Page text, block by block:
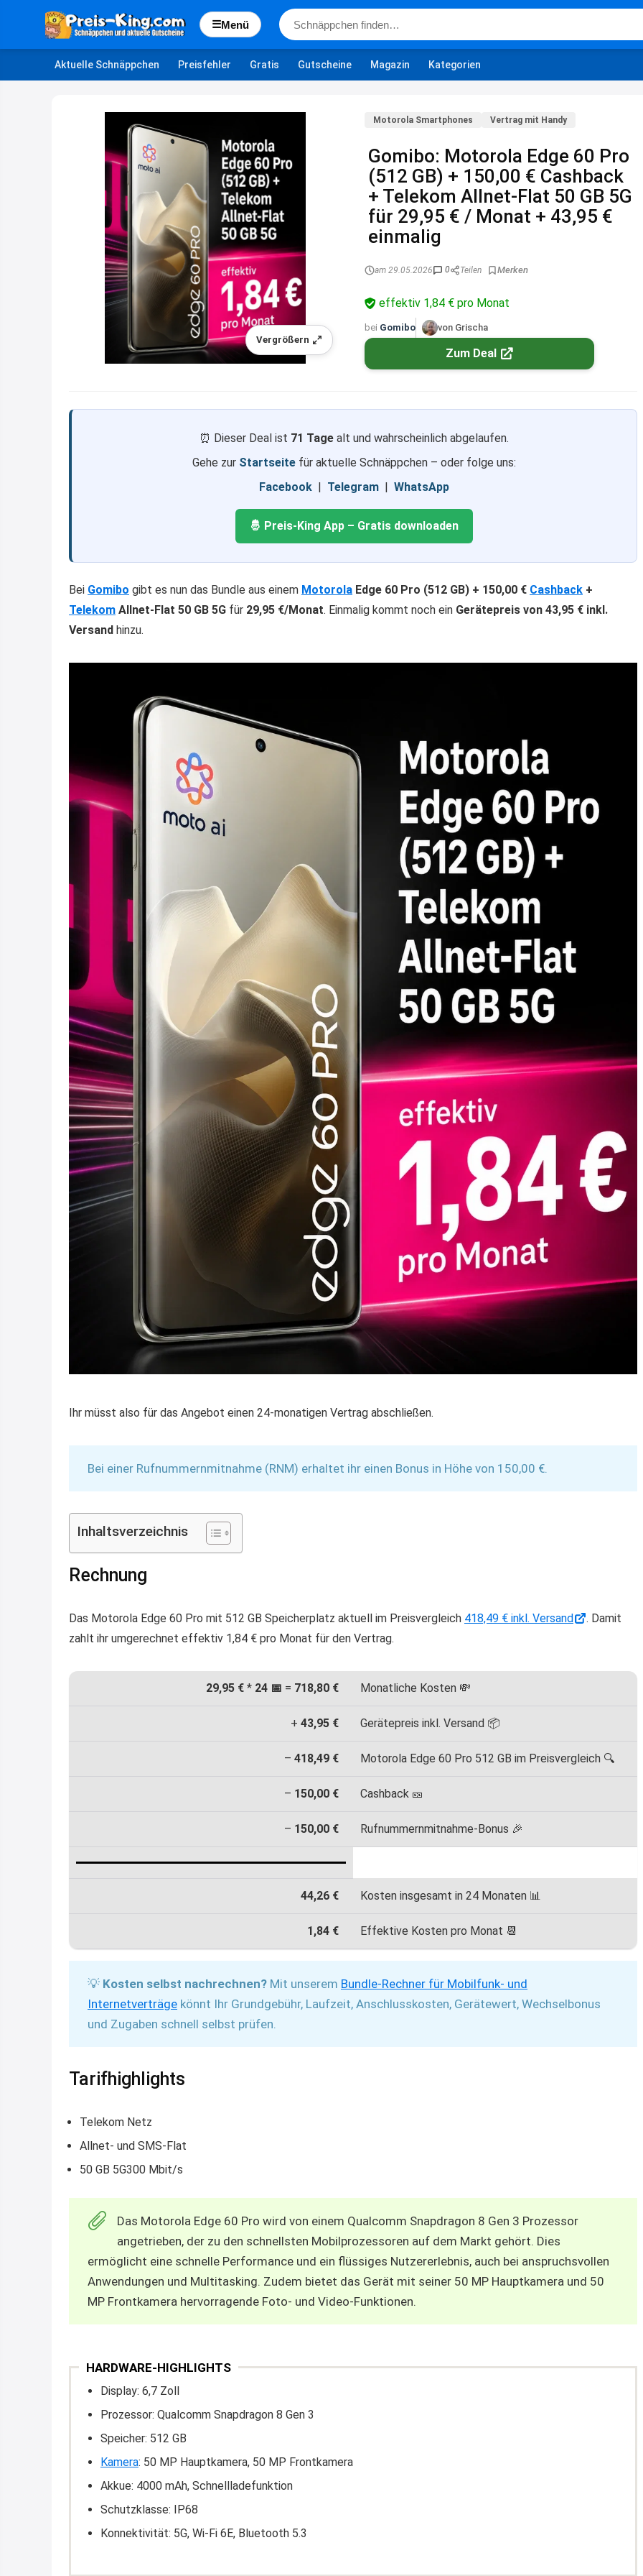
☰Menü
Aktuelle Schnäppchen Preisfehler Gratis Gutscheine Magazin Kategorien
Vergrößern
Motorola Smartphones Vertrag mit Handy
Gomibo: Motorola Edge 60 Pro
(512 GB) + 150,00 € Cashback
+ Telekom Allnet-Flat 50 GB 5G
für 29,95 € / Monat + 43,95 €
einmalig
am 29.05.2026 0 Teilen
effektiv 1,84 € pro Monat
bei Gomibo von Grischa
Zum Deal
⏰ Dieser Deal ist 71 Tage alt und wahrscheinlich abgelaufen.
Gehe zur Startseite für aktuelle Schnäppchen – oder folge uns:
Facebook | Telegram | WhatsApp
🤴 Preis-King App – Gratis downloaden
Bei Gomibo gibt es nun das Bundle aus einem Motorola Edge 60 Pro (512 GB) + 150,00 € Cashback +
Telekom Allnet-Flat 50 GB 5G für 29,95 €/Monat. Einmalig kommt noch ein Gerätepreis von 43,95 € inkl.
Versand hinzu.
Ihr müsst also für das Angebot einen 24-monatigen Vertrag abschließen.
Bei einer Rufnummernmitnahme (RNM) erhaltet ihr einen Bonus in Höhe von 150,00 €.
Inhaltsverzeichnis
Rechnung
Das Motorola Edge 60 Pro mit 512 GB Speicherplatz aktuell im Preisvergleich 418,49 € inkl. Versand
. Damit
zahlt ihr umgerechnet effektiv 1,84 € pro Monat für den Vertrag.
29,95 € * 24 📅 = 718,80 € Monatliche Kosten 💸
+ 43,95 € Gerätepreis inkl. Versand 📦
– 418,49 € Motorola Edge 60 Pro 512 GB im Preisvergleich 🔍
– 150,00 € Cashback 🎫
– 150,00 € Rufnummernmitnahme-Bonus 🎉
44,26 € Kosten insgesamt in 24 Monaten 📊
1,84 € Effektive Kosten pro Monat 📆
💡 Kosten selbst nachrechnen? Mit unserem Bundle-Rechner für Mobilfunk- und
Internetverträge könnt Ihr Grundgebühr, Laufzeit, Anschlusskosten, Gerätewert, Wechselbonus
und Zugaben schnell selbst prüfen.
Tarifhighlights
Telekom Netz
Allnet- und SMS-Flat
50 GB 5G300 Mbit/s
Das Motorola Edge 60 Pro wird von einem Qualcomm Snapdragon 8 Gen 3 Prozessor
angetrieben, der zu den schnellsten Mobilprozessoren auf dem Markt gehört. Dies
ermöglicht eine schnelle Performance und ein flüssiges Nutzererlebnis, auch bei anspruchsvollen
Anwendungen und Multitasking. Zudem bietet das Gerät mit seiner 50 MP Hauptkamera und 50
MP Frontkamera hervorragende Foto- und Video-Funktionen.
HARDWARE-HIGHLIGHTS
Display: 6,7 Zoll
Prozessor: Qualcomm Snapdragon 8 Gen 3
Speicher: 512 GB
Kamera: 50 MP Hauptkamera, 50 MP Frontkamera
Akkue: 4000 mAh, Schnellladefunktion
Schutzklasse: IP68
Konnektivität: 5G, Wi-Fi 6E, Bluetooth 5.3